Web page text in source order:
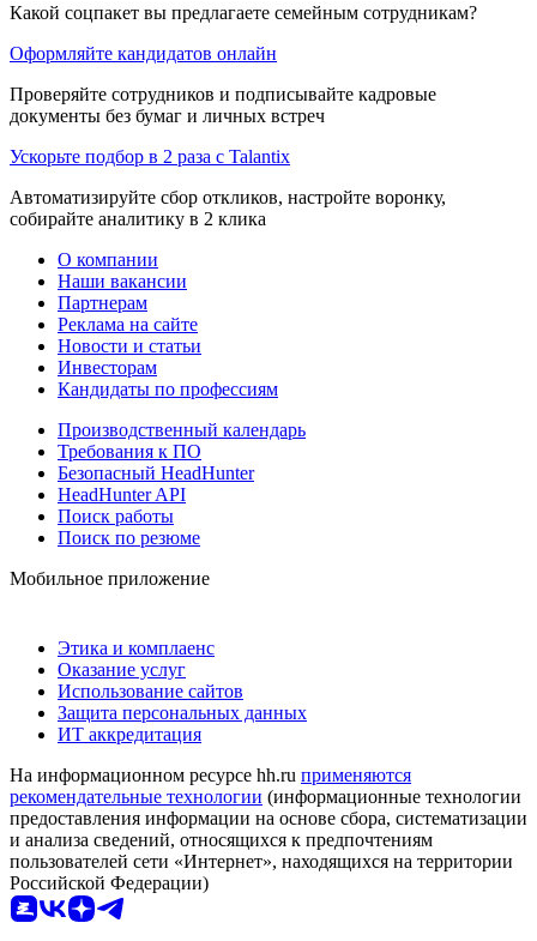
Какой соцпакет вы предлагаете семейным сотрудникам?
Оформляйте кандидатов онлайн
Проверяйте сотрудников и подписывайте кадровые
документы без бумаг и личных встреч
Ускорьте подбор в 2 раза с Talantix
Автоматизируйте сбор откликов, настройте воронку,
собирайте аналитику в 2 клика
О компании
Наши вакансии
Партнерам
Реклама на сайте
Новости и статьи
Инвесторам
Кандидаты по профессиям
Производственный календарь
Требования к ПО
Безопасный HeadHunter
HeadHunter API
Поиск работы
Поиск по резюме
Мобильное приложение
Этика и комплаенс
Оказание услуг
Использование сайтов
Защита персональных данных
ИТ аккредитация
На информационном ресурсе hh.ru применяются
рекомендательные технологии (информационные технологии
предоставления информации на основе сбора, систематизации
и анализа сведений, относящихся к предпочтениям
пользователей сети «Интернет», находящихся на территории
Российской Федерации)